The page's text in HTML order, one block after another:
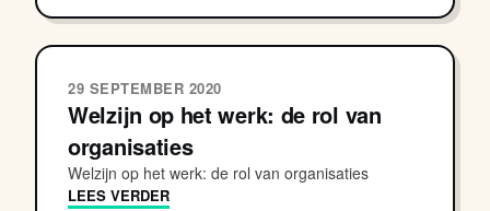
29 SEPTEMBER 2020
Welzijn op het werk: de rol van
organisaties
Welzijn op het werk: de rol van organisaties
LEES VERDER